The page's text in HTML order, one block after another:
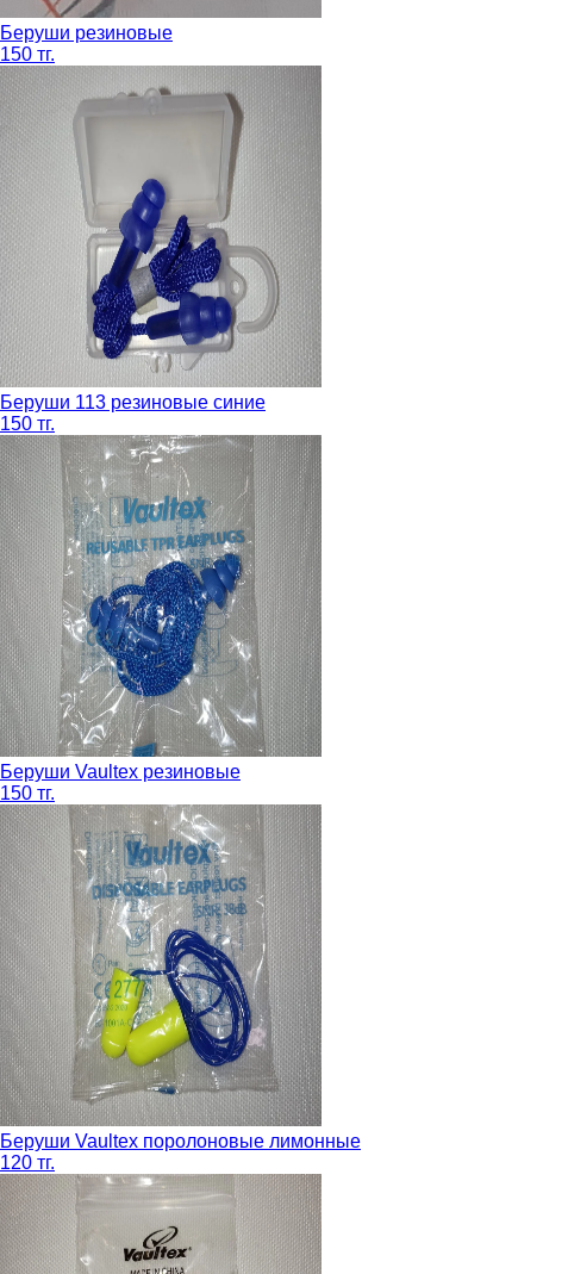
Беруши резиновые
150 тг.
Беруши 113 резиновые синие
150 тг.
Беруши Vaultex резиновые
150 тг.
Беруши Vaultex поролоновые лимонные
120 тг.